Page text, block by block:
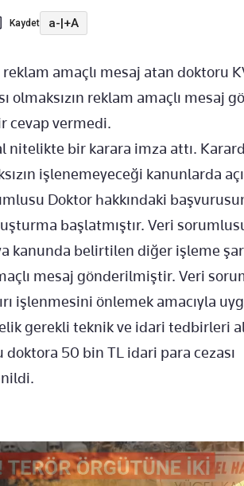
Kaydet a-|+A
amaçlı mesaj atan doktoru
olmaksızın reklam amaçlı mesaj
cevap vermedi.
nitelikte bir karara imza attı.
işlenemeyeceği kanunlarda
Doktor hakkındaki
başlatmıştır. Veri
kanunda belirtilen diğer işleme
mesaj gönderilmiştir. Veri
işlenmesini önlemek amacıyla
gerekli teknik ve idari tedbirleri
doktora 50 bin TL idari para cezası